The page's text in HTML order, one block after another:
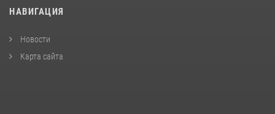
НАВИГАЦИЯ
Новости
Карта сайта